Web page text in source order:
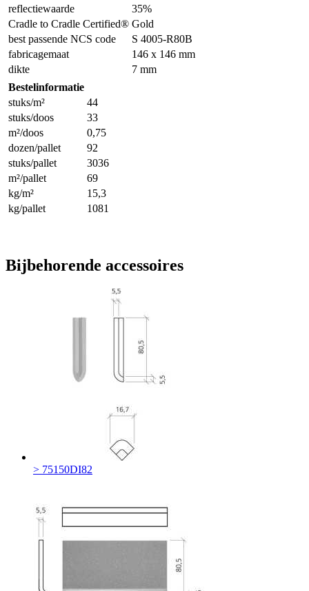
reflectiewaarde
35%
Cradle to Cradle Certified® Gold
best passende NCS code
S 4005-R80B
fabricagemaat
146 x 146 mm
dikte
7 mm
Bestelinformatie
stuks/m²
44
stuks/doos
33
m²/doos
0,75
dozen/pallet
92
stuks/pallet
3036
m²/pallet
69
kg/m²
15,3
kg/pallet
1081
Bijbehorende accessoires
> 75150DI82